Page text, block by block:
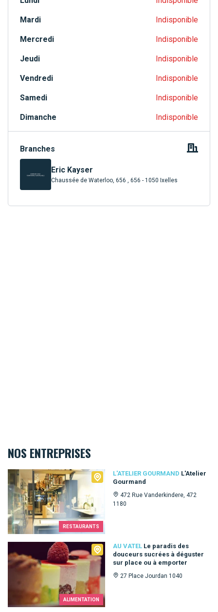
Mardi Indisponible
Mercredi Indisponible
Jeudi Indisponible
Vendredi Indisponible
Samedi Indisponible
Dimanche Indisponible
Branches
Eric Kayser
Chaussée de Waterloo, 656 , 656 - 1050 Ixelles
NOS ENTREPRISES
RESTAURANTS
L'ATELIER GOURMAND L'Atelier
Gourmand
472 Rue Vanderkindere, 472
1180
L'Atelier Gourmand
ALIMENTATION
AU VATEL Le paradis des
douceurs sucrées à déguster
sur place ou à emporter
27 Place Jourdan 1040